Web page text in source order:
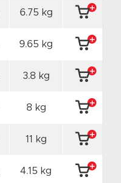
6.75 kg
9.65 kg
3.8 kg
8 kg
11 kg
4.15 kg